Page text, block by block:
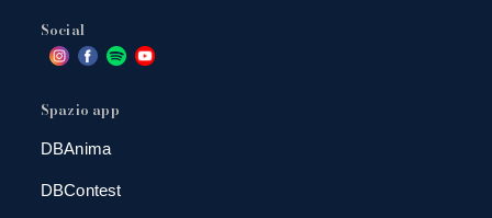
Social
Spazio app
DBAnima
DBContest